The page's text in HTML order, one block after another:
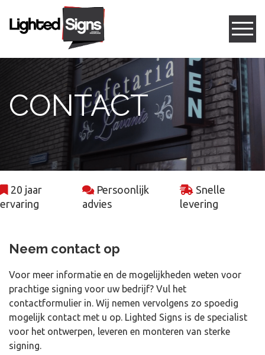
Gevelreclame
Box letters
Led frames
Freesletters
Projecten
CONTACT
20 jaar
ervaring
Persoonlijk
advies
Snelle
levering
Neem contact op
Voor meer informatie en de mogelijkheden weten voor
prachtige signing voor uw bedrijf? Vul het
contactformulier in. Wij nemen vervolgens zo spoedig
mogelijk contact met u op. Lighted Signs is de specialist
voor het ontwerpen, leveren en monteren van sterke
signing.